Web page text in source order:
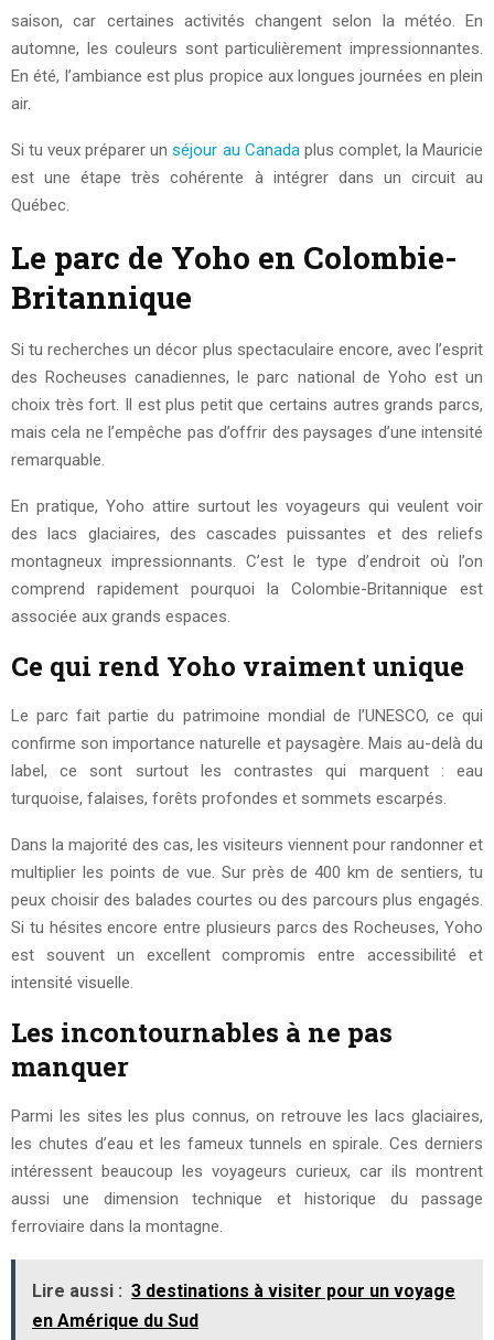
saison, car certaines activités changent selon la météo. En
automne, les couleurs sont particulièrement impressionnantes.
En été, l’ambiance est plus propice aux longues journées en plein
air.
Si tu veux préparer unséjour au Canadaplus complet, la Mauricie
est une étape très cohérente à intégrer dans un circuit au
Québec.
Le parc de Yoho en Colombie-
Britannique
Si tu recherches un décor plus spectaculaire encore, avec l’esprit
des Rocheuses canadiennes, le parc national de Yoho est un
choix très fort. Il est plus petit que certains autres grands parcs,
mais cela ne l’empêche pas d’offrir des paysages d’une intensité
remarquable.
En pratique, Yoho attire surtout les voyageurs qui veulent voir
des lacs glaciaires, des cascades puissantes et des reliefs
montagneux impressionnants. C’est le type d’endroit où l’on
comprend rapidement pourquoi la Colombie-Britannique est
associée aux grands espaces.
Ce qui rend Yoho vraiment unique
Le parc fait partie du patrimoine mondial de l’UNESCO, ce qui
confirme son importance naturelle et paysagère. Mais au-delà du
label, ce sont surtout les contrastes qui marquent : eau
turquoise, falaises, forêts profondes et sommets escarpés.
Dans la majorité des cas, les visiteurs viennent pour randonner et
multiplier les points de vue. Sur près de 400 km de sentiers, tu
peux choisir des balades courtes ou des parcours plus engagés.
Si tu hésites encore entre plusieurs parcs des Rocheuses, Yoho
est souvent un excellent compromis entre accessibilité et
intensité visuelle.
Les incontournables à ne pas
manquer
Parmi les sites les plus connus, on retrouve les lacs glaciaires,
les chutes d’eau et les fameux tunnels en spirale. Ces derniers
intéressent beaucoup les voyageurs curieux, car ils montrent
aussi une dimension technique et historique du passage
ferroviaire dans la montagne.
Lire aussi : 3 destinations à visiter pour un voyage
en Amérique du Sud